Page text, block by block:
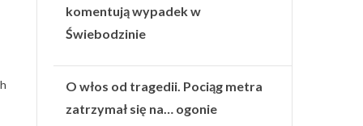
komentują wypadek w
Świebodzinie
O włos od tragedii. Pociąg metra
zatrzymał się na… ogonie